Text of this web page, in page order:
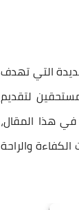
التي تهدف
لتقديم
هذا المقال،
والراحة